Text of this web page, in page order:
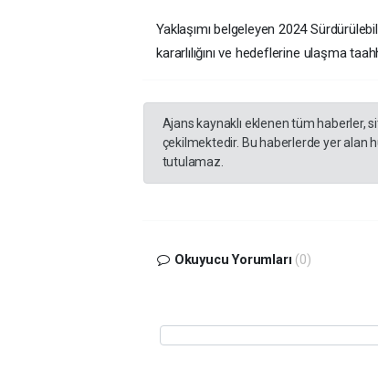
Yaklaşımı belgeleyen 2024
kararlılığını ve hedeflerine ulaşma
Ajans kaynaklı eklenen tüm haberler,
çekilmektedir. Bu haberlerde yer alan
tutulamaz.
Okuyucu Yorumları (0)